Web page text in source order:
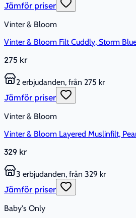
Jämför priser
Vinter & Bloom
Vinter & Bloom Filt Cuddly, Storm
275 kr
2 erbjudanden, från 275 kr
Jämför priser
Vinter & Bloom
Vinter & Bloom Layered Muslinfilt,
329 kr
3 erbjudanden, från 329 kr
Jämför priser
Baby's Only